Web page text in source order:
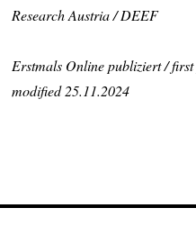
Research Austria / DEEF
Erstmals Online publiziert /
modified 25.11.2024